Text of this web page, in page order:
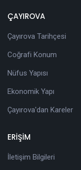
ÇAYIROVA
Çayırova Tarihçesi
Coğrafi Konum
Nüfus Yapısı
Ekonomik Yapı
Çayırova'dan Kareler
ERİŞİM
İletişim Bilgileri